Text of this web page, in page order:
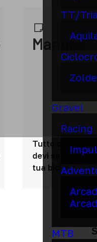
TT/
Gravel
Racing
MTB
Manuali
Tutto ciò che
devi sapere
tua bici